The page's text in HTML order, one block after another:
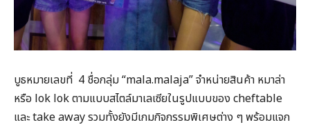
บูธหมายเลขที่ 4 ชื่อกลุ่ม “mala.malaja” จำหน่ายสินค้า หมาล่า
หรือ lok lok ตามแบบสไตล์มาเลเซียในรูปแบบของ cheftable
และ take away รวมทั้งยังมีเกมกิจกรรมพิเศษต่าง ๆ พร้อมแจก